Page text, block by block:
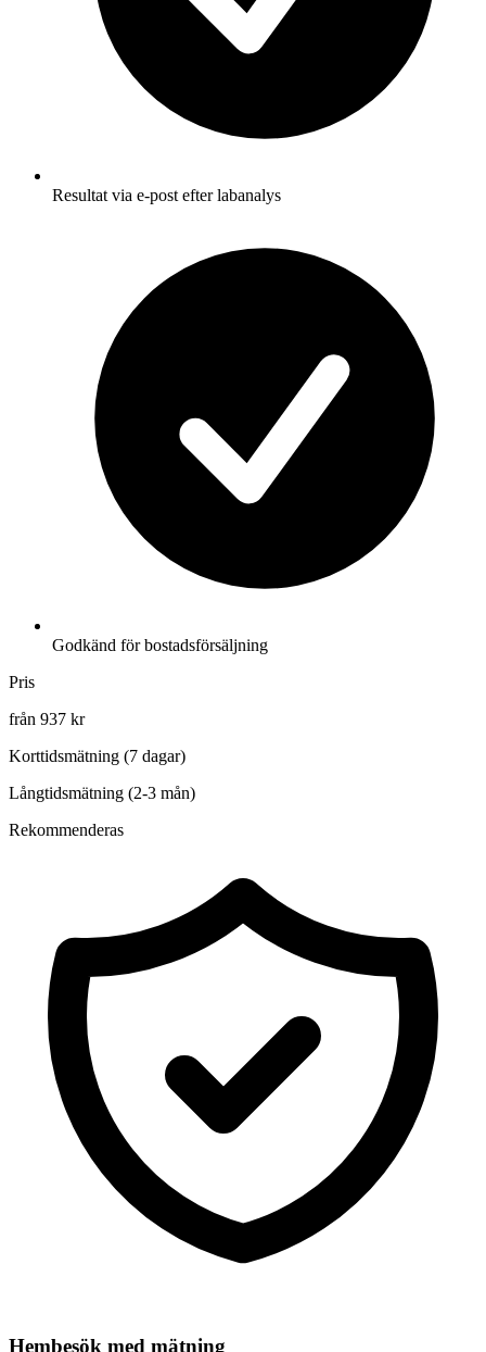
Resultat via e-post efter labanalys
Godkänd för bostadsförsäljning
Pris
från 937 kr
Korttidsmätning (7 dagar)
Långtidsmätning (2-3 mån)
Rekommenderas
Hembesök med mätning